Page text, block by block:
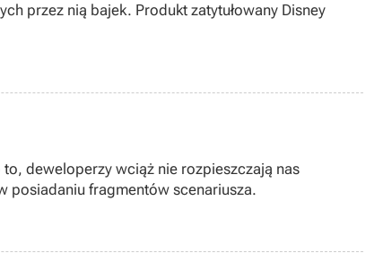
przez nią bajek. Produkt zatytułowany Disney
deweloperzy wciąż nie rozpieszczają nas
posiadaniu fragmentów scenariusza.